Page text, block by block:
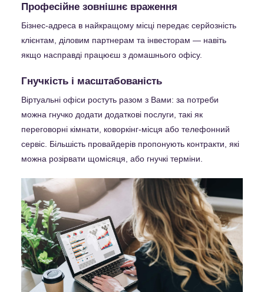
Професійне зовнішнє враження
Бізнес-адреса в найкращому місці передає серйозність
клієнтам, діловим партнерам та інвесторам — навіть
якщо насправді працюєш з домашнього офісу.
Гнучкість і масштабованість
Віртуальні офіси ростуть разом з Вами: за потреби
можна гнучко додати додаткові послуги, такі як
переговорні кімнати, коворкінг-місця або телефонний
сервіс. Більшість провайдерів пропонують контракти, які
можна розірвати щомісяця, або гнучкі терміни.